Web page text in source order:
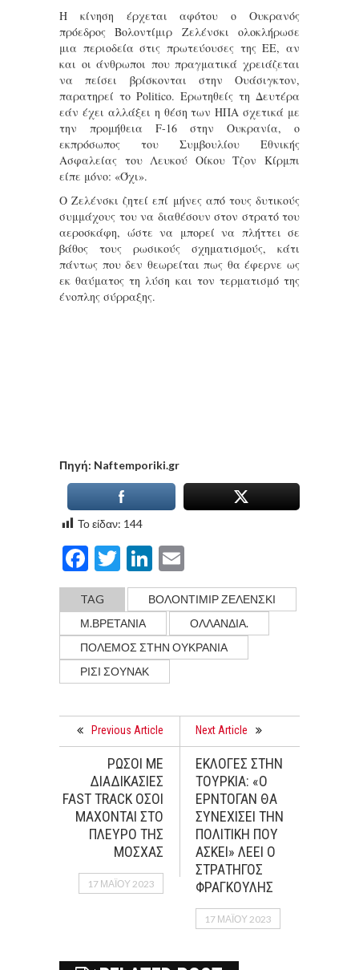
Η κίνηση έρχεται αφότου ο Ουκρανός
πρόεδρος Βολοντίμιρ Ζελένσκι ολοκλήρωσε
μια περιοδεία στις πρωτεύουσες της ΕΕ, αν
και οι άνθρωποι που πραγματικά χρειάζεται
να πείσει βρίσκονται στην Ουάσιγκτον,
παρατηρεί το Politico. Ερωτηθείς τη Δευτέρα
εάν έχει αλλάξει η θέση των ΗΠΑ σχετικά με
την προμήθεια F-16 στην Ουκρανία, ο
εκπρόσωπος του Συμβουλίου Εθνικής
Ασφαλείας του Λευκού Οίκου Τζον Κίρμπι
είπε μόνο: «Όχι».
Ο Ζελένσκι ζητεί επί μήνες από τους δυτικούς
συμμάχους του να διαθέσουν στον στρατό του
αεροσκάφη, ώστε να μπορεί να πλήττει σε
βάθος τους ρωσικούς σχηματισμούς, κάτι
πάντως που δεν θεωρείται πως θα έφερνε ως
εκ θαύματος τη λύση και τον τερματισμό της
ένοπλης σύρραξης.
Πηγή: Naftemporiki.gr
Το είδαν: 144
Facebook
TwitterLinkedIn
TAG
ΒΟΛΟΝΤΙΜΙΡ ΖΕΛΕΝΣΚΙ
Μ.ΒΡΕΤΑΝΙΑ
ΟΛΛΑΝΔΙΑ.
ΠΌΛΕΜΟΣ ΣΤΗΝ ΟΥΚΡΑΝΊΑ
ΡΙΣΙ ΣΟΥΝΑΚ
Previous Article
ΡΩΣΟΙ ΜΕ
ΔΙΑΔΙΚΑΣΙΕΣ
FAST TRACK ΟΣΟΙ
ΜΑΧΟΝΤΑΙ ΣΤΟ
ΠΛΕΥΡΟ ΤΗΣ
ΜΟΣΧΑΣ
17 ΜΑΪ́ΟΥ 2023
Next Article
ΕΚΛΟΓΕΣ ΣΤΗΝ
ΤΟΥΡΚΙΑ: «Ο
ΕΡΝΤΟΓΑΝ ΘΑ
ΣΥΝΕΧΙΣΕΙ ΤΗΝ
ΠΟΛΙΤΙΚΗ ΠΟΥ
ΑΣΚΕΙ» ΛΕΕΙ Ο
ΣΤΡΑΤΗΓΟΣ
ΦΡΑΓΚΟΥΛΗΣ
17 ΜΑΪ́ΟΥ 2023